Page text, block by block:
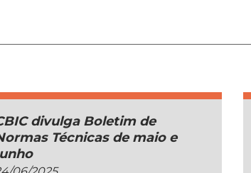
divulga Boletim de
Técnicas de maio e